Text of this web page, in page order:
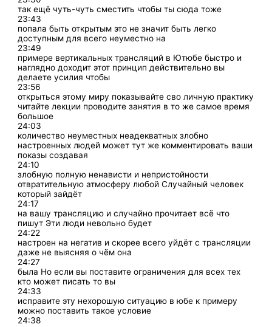
так ещё чуть-чуть сместить чтобы ты сюда тоже
23:43
попала быть открытым это не значит быть легко
доступным для всего неуместно на
23:49
примере вертикальных трансляций в Ютюбе быстро и
наглядно доходит этот принцип действительно вы
делаете усилия чтобы
23:56
открыться этому миру показывайте сво личную практику
читайте лекции проводите занятия в то же самое время
большое
24:03
количество неуместных неадекватных злобно
настроенных людей может тут же комментировать ваши
показы создавая
24:10
злобную полную ненависти и непристойности
отвратительную атмосферу любой Случайный человек
который зайдёт
24:17
на вашу трансляцию и случайно прочитает всё что
пишут Эти люди невольно будет
24:22
настроен на негатив и скорее всего уйдёт с трансляции
даже не выясняя о чём она
24:27
была Но если вы поставите ограничения для всех тех
кто может писать то вы
24:33
исправите эту нехорошую ситуацию в юбе к примеру
можно поставить такое условие
24:38